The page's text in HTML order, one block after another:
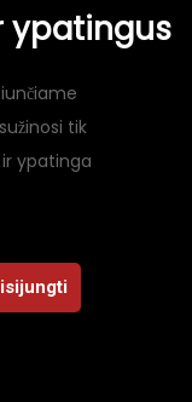
ypatingus
tik
ypatinga